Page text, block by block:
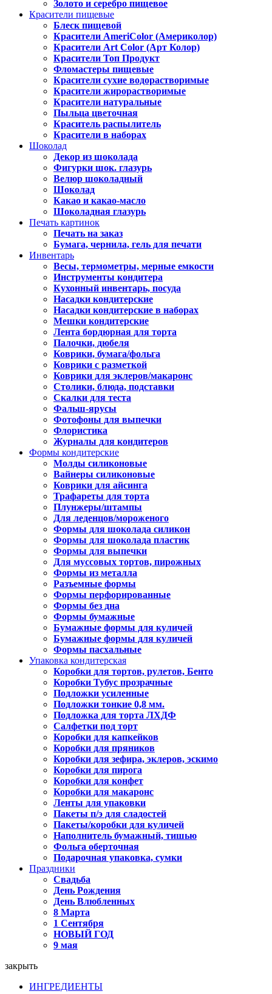
Золото и серебро пищевое
Красители пищевые
Блеск пищевой
Красители AmeriColor (Америколор)
Красители Art Color (Арт Колор)
Красители Топ Продукт
Фломастеры пищевые
Красители сухие водорастворимые
Красители жирорастворимые
Красители натуральные
Пыльца цветочная
Краситель распылитель
Красители в наборах
Шоколад
Декор из шоколада
Фигурки шок. глазурь
Велюр шоколадный
Шоколад
Какао и какао-масло
Шоколадная глазурь
Печать картинок
Печать на заказ
Бумага, чернила, гель для печати
Инвентарь
Весы, термометры, мерные емкости
Инструменты кондитера
Кухонный инвентарь, посуда
Насадки кондитерские
Насадки кондитерские в наборах
Мешки кондитерские
Лента бордюрная для торта
Палочки, дюбеля
Коврики, бумага/фольга
Коврики с разметкой
Коврики для эклеров/макаронс
Столики, блюда, подставки
Скалки для теста
Фальш-ярусы
Фотофоны для выпечки
Флористика
Журналы для кондитеров
Формы кондитерские
Молды силиконовые
Вайнеры силиконовые
Коврики для айсинга
Трафареты для торта
Плунжеры/штампы
Для леденцов/мороженого
Формы для шоколада силикон
Формы для шоколада пластик
Формы для выпечки
Для муссовых тортов, пирожных
Формы из металла
Разъемные формы
Формы перфорированные
Формы без дна
Формы бумажные
Бумажные формы для куличей
Бумажные формы для куличей
Формы пасхальные
Упаковка кондитерская
Коробки для тортов, рулетов, Бенто
Коробки Тубус прозрачные
Подложки усиленные
Подложки тонкие 0,8 мм.
Подложка для торта ЛХДФ
Салфетки под торт
Коробки для капкейков
Коробки для пряников
Коробки для зефира, эклеров, эскимо
Коробки для пирога
Коробки для конфет
Коробки для макаронс
Ленты для упаковки
Пакеты п/э для сладостей
Пакеты/коробки для куличей
Наполнитель бумажный, тишью
Фольга оберточная
Подарочная упаковка, сумки
Праздники
Свадьба
День Рождения
День Влюбленных
8 Марта
1 Сентября
НОВЫЙ ГОД
9 мая
закрыть
ИНГРЕДИЕНТЫ